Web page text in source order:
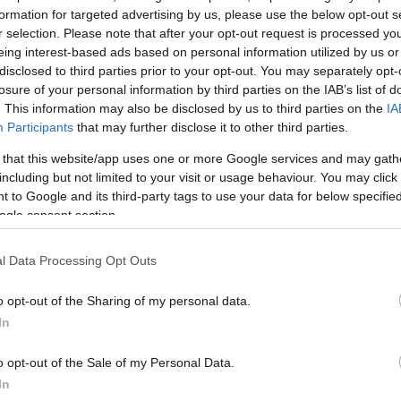
for targeted advertising by us, please use the below opt-out
selection. Please note that after your opt-out request is processed
interest-based ads based on personal information utilized by us
to third parties prior to your opt-out. You may separately
of your personal information by third parties on the IAB’s list of
This information may also be disclosed by us to third parties on the
Participants that may further disclose it to other third parties.
that this website/app uses one or more Google services and may
but not limited to your visit or usage behaviour. You may
to Google and its third-party tags to use your data for below
consent section.
Data Processing Opt Outs
opt-out of the Sharing of my personal data.
opt-out of the Sale of my Personal Data.
για ακόμη μία φορά γιατί
της βρετανικής βασιλικής
στις εξέδρες του Wimbledon,
του τένις και να
παραδόσεις του
Tennis and Croquet Club, η
το All England Club
με τα μαλλιά της
για ακόμη μία
summer tailoring.